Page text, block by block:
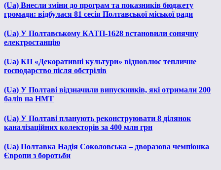
(Ua) Внесли зміни до програм та показників бюджету
громади: відбулася 81 сесія Полтавської міської ради
(Ua) У Полтавському КАТП-1628 встановили сонячну
електростанцію
(Ua) КП «Декоративні культури» відновлює тепличне
господарство після обстрілів
(Ua) У Полтаві відзначили випускників, які отримали 200
балів на НМТ
(Ua) У Полтаві планують реконструювати 8 ділянок
каналізаційних колекторів за 400 млн грн
(Ua) Полтавка Надія Соколовська – дворазова чемпіонка
Європи з боротьби